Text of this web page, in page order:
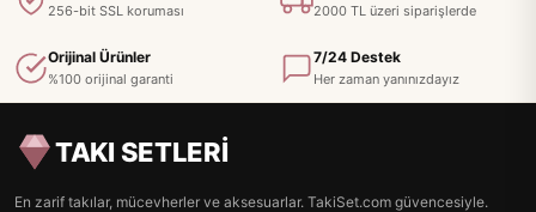
256-bit SSL koruması 2000 TL üzeri siparişlerde
Orijinal Ürünler
%100 orijinal garanti
7/24 Destek
Her zaman yanınızdayız
TAKI SETLERİ
En zarif takılar, mücevherler ve aksesuarlar. TakiSet.com güvencesiyle.